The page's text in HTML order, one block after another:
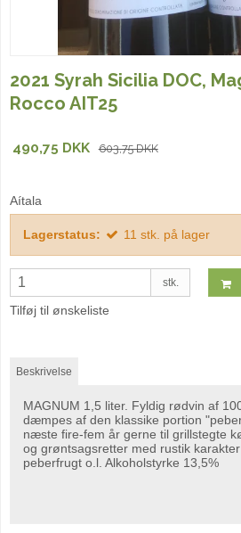
2021 Syrah Sicilia DOC,
Rocco AIT25
490,75 DKK 603,75 DKK
Aítala
Lagerstatus: 11 stk. på lager
stk.
Tilføj til ønskeliste
Beskrivelse
MAGNUM 1,5 liter. Fyldig rødvin af
dæmpes af den klassike portion
næste fire-fem år gerne til grillstegte
og grøntsagsretter med rustik
peberfrugt o.l. Alkoholstyrke 13,5%